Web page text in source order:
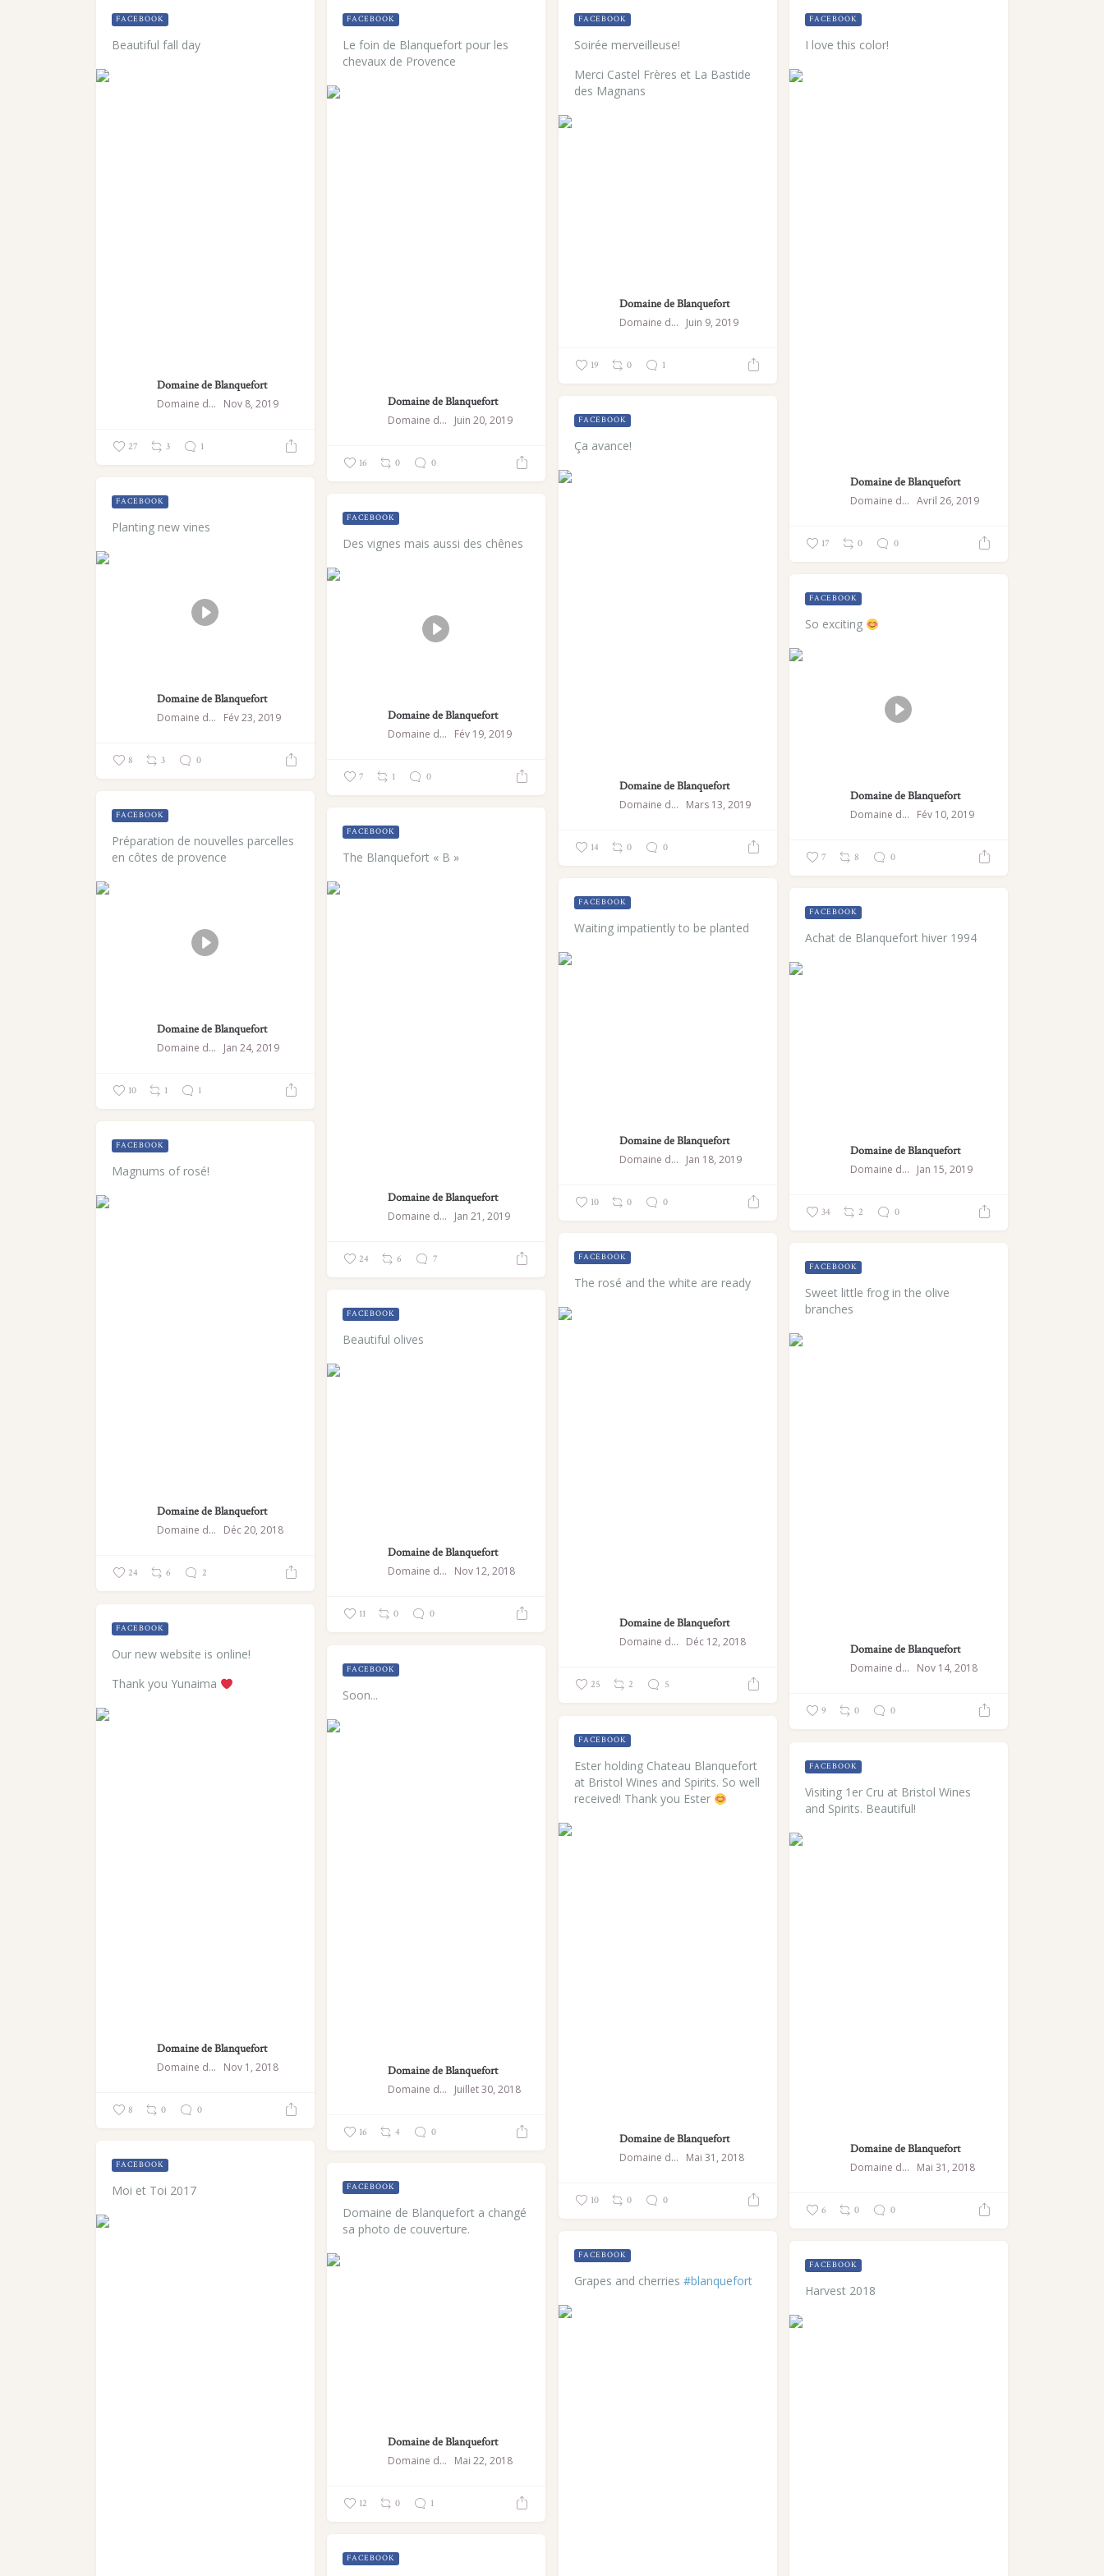
Beautiful fall day
Domaine de Blanquefort
Domaine de Blanquefort Nov 8, 2019
FACEBOOK
27 3 1
Le foin de Blanquefort pour les
chevaux de Provence
Domaine de Blanquefort
Domaine de Blanquefort Juin 20, 2019
FACEBOOK
16 0 0
Soirée merveilleuse!
Merci Castel Frères et La Bastide
des Magnans
Domaine de Blanquefort
Domaine de Blanquefort Juin 9, 2019
FACEBOOK
19 0 1
I love this color!
Domaine de Blanquefort
Domaine de Blanquefort Avril 26, 2019
FACEBOOK
17 0 0
Ça avance!
Domaine de Blanquefort
Domaine de Blanquefort Mars 13, 2019
FACEBOOK
14 0 0
Planting new vines
Domaine de Blanquefort
Domaine de Blanquefort Fév 23, 2019
FACEBOOK
8 3 0
Des vignes mais aussi des chênes
Domaine de Blanquefort
Domaine de Blanquefort Fév 19, 2019
FACEBOOK
7 1 0
So exciting
Domaine de Blanquefort
Domaine de Blanquefort Fév 10, 2019
FACEBOOK
7 8 0
Préparation de nouvelles parcelles
en côtes de provence
Domaine de Blanquefort
Domaine de Blanquefort Jan 24, 2019
FACEBOOK
10 1 1
The Blanquefort « B »
Domaine de Blanquefort
Domaine de Blanquefort Jan 21, 2019
FACEBOOK
24 6 7
Waiting impatiently to be planted
Domaine de Blanquefort
Domaine de Blanquefort Jan 18, 2019
FACEBOOK
10 0 0
Achat de Blanquefort hiver 1994
Domaine de Blanquefort
Domaine de Blanquefort Jan 15, 2019
FACEBOOK
34 2 0
Magnums of rosé!
Domaine de Blanquefort
Domaine de Blanquefort Déc 20, 2018
FACEBOOK
24 6 2
The rosé and the white are ready
Domaine de Blanquefort
Domaine de Blanquefort Déc 12, 2018
FACEBOOK
25 2 5
Sweet little frog in the olive
branches
Domaine de Blanquefort
Domaine de Blanquefort Nov 14, 2018
FACEBOOK
9 0 0
Beautiful olives
Domaine de Blanquefort
Domaine de Blanquefort Nov 12, 2018
FACEBOOK
11 0 0
Our new website is online!
Thank you Yunaima
Domaine de Blanquefort
Domaine de Blanquefort Nov 1, 2018
FACEBOOK
8 0 0
Soon...
Domaine de Blanquefort
Domaine de Blanquefort Juillet 30, 2018
FACEBOOK
16 4 0
Ester holding Chateau Blanquefort
at Bristol Wines and Spirits. So well
received! Thank you Ester
Domaine de Blanquefort
Domaine de Blanquefort Mai 31, 2018
FACEBOOK
10 0 0
Visiting 1er Cru at Bristol Wines
and Spirits. Beautiful!
Domaine de Blanquefort
Domaine de Blanquefort Mai 31, 2018
FACEBOOK
6 0 0
Moi et Toi 2017
FACEBOOK
Domaine de Blanquefort a changé
sa photo de couverture.
Domaine de Blanquefort
Domaine de Blanquefort Mai 22, 2018
FACEBOOK
12 0 1
Grapes and cherries #blanquefort
FACEBOOK
Harvest 2018
FACEBOOK
FACEBOOK